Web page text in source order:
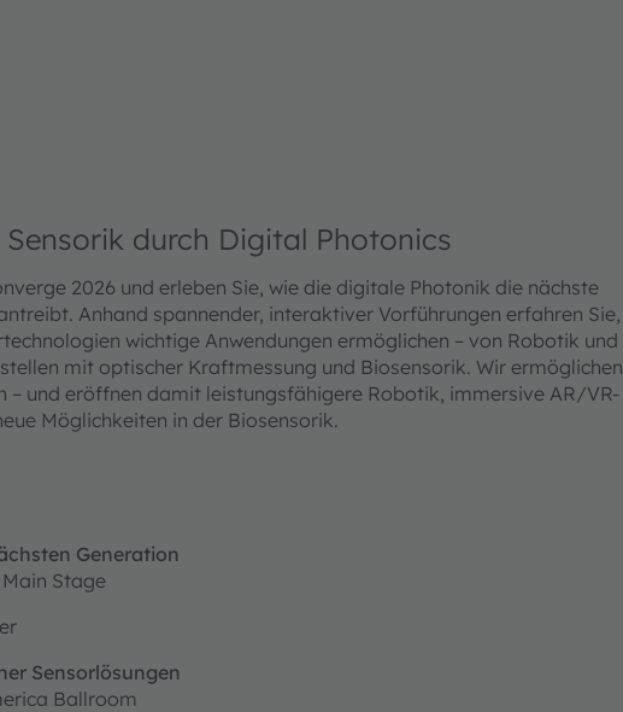
durch Digital Photonics
2026 und erleben Sie, wie die digitale Photonik die nächste
Anhand spannender, interaktiver Vorführungen erfahren Sie,
wichtige Anwendungen ermöglichen – von Robotik und
mit optischer Kraftmessung und Biosensorik. Wir ermöglichen
– und eröffnen damit leistungsfähigere Robotik, immersive AR/VR-
Möglichkeiten in der Biosensorik.
Generation​
Main Stage​
Sensorlösungen
Ballroom